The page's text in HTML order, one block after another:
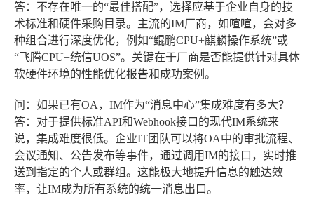
答：不存在唯一的“最佳搭配”，选择应基于企业自身的技
术标准和硬件采购目录。主流的IM厂商，如喧喧，会对多
种组合进行深度优化，例如“鲲鹏CPU+麒麟操作系统”或
“飞腾CPU+统信UOS”。关键在于厂商是否能提供针对具体
软硬件环境的性能优化报告和成功案例。
问：如果已有OA，IM作为“消息中心”集成难度有多大？
答：对于提供标准API和Webhook接口的现代IM系统来
说，集成难度很低。企业IT团队可以将OA中的审批流程、
会议通知、公告发布等事件，通过调用IM的接口，实时推
送到指定的个人或群组。这能极大地提升信息的触达效
率，让IM成为所有系统的统一消息出口。